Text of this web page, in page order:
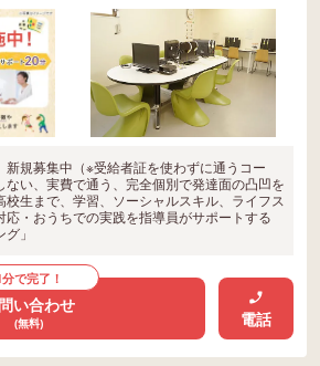
新規募集中（※受給者証を使わずに通うコー
ない、実費で通う、完全個別で発達面の凸凹を
生まで、学習、ソーシャルスキル、ライフス
応・おうちでの実践を指導員がサポートする
」
分で完了！
い合わせ
(無料) 電話